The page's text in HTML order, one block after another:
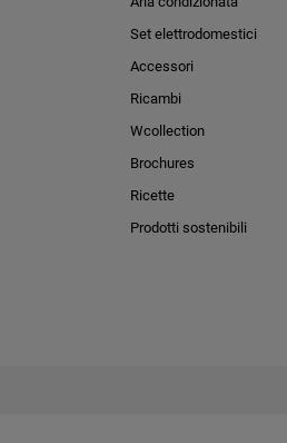
Set elettrodomestici
Accessori
Ricambi
Wcollection
Brochures
Ricette
Prodotti sostenibili